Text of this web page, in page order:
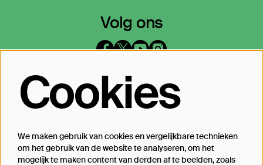
Volg ons
Op de hoogte blijven?
Cookies
We maken gebruik van cookies en vergelijkbare technieken
om het gebruik van de website te analyseren, om het
mogelijk te maken content van derden af te beelden, zoals